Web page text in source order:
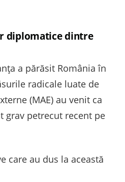
diplomatice dintre
a părăsit România în
radicale luate de
(MAE) au venit ca
grav petrecut recent pe
care au dus la această